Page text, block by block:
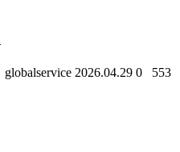
globalservice 2026.04.29 0 553